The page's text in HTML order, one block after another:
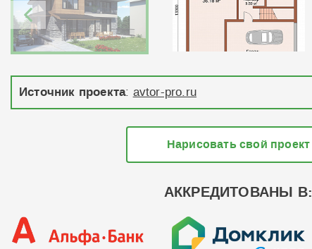
Источник проекта: avtor-pro.ru
Нарисовать свой проект
АККРЕДИТОВАНЫ В: